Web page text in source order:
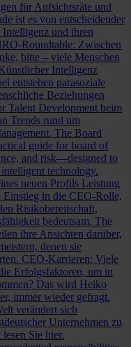
für Aufsichtsräte und
ist es von entscheidender
und ihren
Roundtable: Zwischen
bitte – viele Menschen
Intelligenz
entstehen parasoziale
Beziehungen
Talent Development beim
Trends rund um
The Board
guide for board of
and risk—designed to
technology.
neuen Profils Leistung
Einstieg in die CEO-Rolle,
Risikobereitschaft,
bedeutsam. The
ihre Ansichten darüber,
denen sie
CEO-Karrieren: Viele
Erfolgsfaktoren, um in
Das wird Heiko
immer wieder gefragt.
verändert sich
Unternehmen zu
Sie hier.